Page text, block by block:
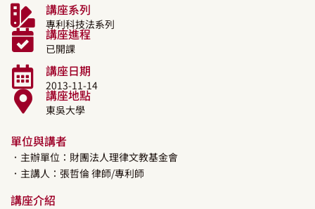
講座系列
專利科技法系列
講座進程
已開課
講座日期
2013-11-14
講座地點
東吳大學
單位與講者
．主辦單位：財團法人理律文教基金會
．主講人： 張哲倫律師/專利師
講座介紹